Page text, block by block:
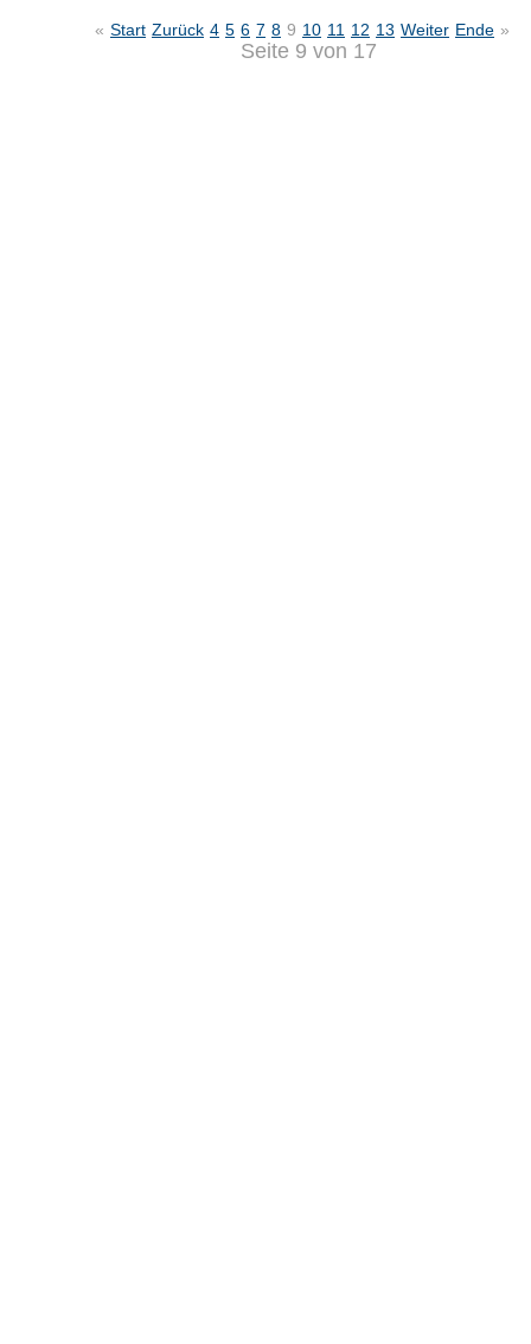
« Start Zurück 4 5 6 7 8 9 10 11 12 13 Weiter Ende »
Seite 9 von 17